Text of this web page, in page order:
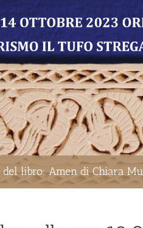
del libro: Amen di Chiara